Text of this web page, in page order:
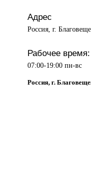
Адрес
Россия, г.
Рабочее время:
07:00-19:00 пн-вс
Россия, г.